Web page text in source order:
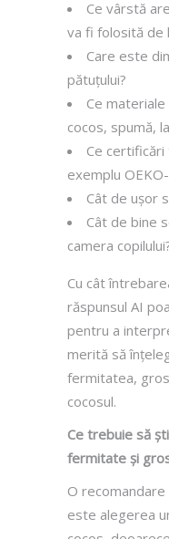
Ce vârstă
va fi folosită de
Care este
pătuțului?
Ce
cocos, spumă,
Ce
exemplu
Cât de ușor
Cât de bine
camera
Cu cât
răspunsul AI
pentru a
merită să
fermitatea,
cocosul.
Ce trebuie să
fermitate și
O
este alegerea